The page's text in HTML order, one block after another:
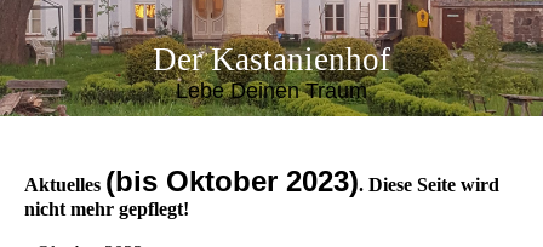
Der Kastanienhof
Lebe Deinen Traum
Aktuelles (bis Oktober 2023). Diese Seite wird
nicht mehr gepflegt!